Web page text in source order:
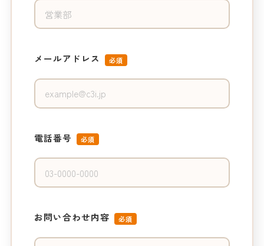
メールアドレス 必須
電話番号 必須
お問い合わせ内容 必須